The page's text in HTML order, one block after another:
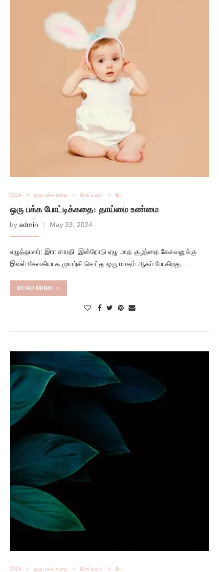
2024 ஒரு பக்க கதை போட்டிகள் மே
ஒரு பக்க போட்டிக்கதை: தாய்மை உண்மை
by admin May 23, 2024
எழுத்தாளர்: இரா சாரதி இன்றோடு ஏழு மாத குழந்தை கேசவனுக்கு
இவள் சேவகியாக முயற்சி செய்து ஒரு மாதம் ஆகப் போகிறது.…
READ MORE
2024 ஒரு பக்க கதை போட்டிகள் மே